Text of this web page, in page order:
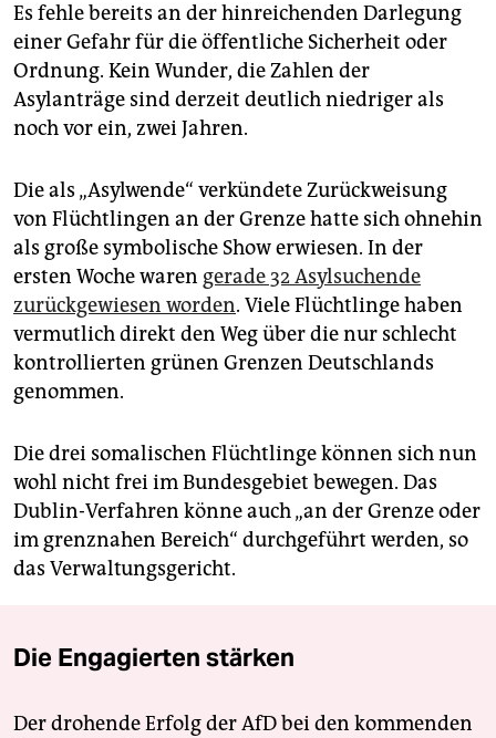
Es fehle bereits an der hinreichenden Darlegung
einer Gefahr für die öffentliche Sicherheit oder
Ordnung. Kein Wunder, die Zahlen der
Asylanträge sind derzeit deutlich niedriger als
noch vor ein, zwei Jahren.
Die als „Asylwende“ verkündete Zurückweisung
von Flüchtlingen an der Grenze hatte sich ohnehin
als große symbolische Show erwiesen. In der
ersten Woche waren gerade 32 Asylsuchende
zurückgewiesen worden. Viele Flüchtlinge haben
vermutlich direkt den Weg über die nur schlecht
kontrollierten grünen Grenzen Deutschlands
genommen.
Die drei somalischen Flüchtlinge können sich nun
wohl nicht frei im Bundesgebiet bewegen. Das
Dublin-Verfahren könne auch „an der Grenze oder
im grenznahen Bereich“ durchgeführt werden, so
das Verwaltungsgericht.
Die Engagierten stärken
Der drohende Erfolg der AfD bei den kommenden